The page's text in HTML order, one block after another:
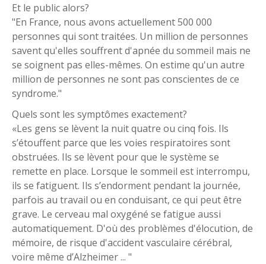
Et le public alors?
"En France, nous avons actuellement 500 000
personnes qui sont traitées. Un million de personnes
savent qu'elles souffrent d'apnée du sommeil mais ne
se soignent pas elles-mêmes. On estime qu'un autre
million de personnes ne sont pas conscientes de ce
syndrome."
Quels sont les symptômes exactement?
«Les gens se lèvent la nuit quatre ou cinq fois. Ils
s’étouffent parce que les voies respiratoires sont
obstruées. Ils se lèvent pour que le système se
remette en place. Lorsque le sommeil est interrompu,
ils se fatiguent. Ils s’endorment pendant la journée,
parfois au travail ou en conduisant, ce qui peut être
grave. Le cerveau mal oxygéné se fatigue aussi
automatiquement. D'où des problèmes d'élocution, de
mémoire, de risque d'accident vasculaire cérébral,
voire même d’Alzheimer ... "